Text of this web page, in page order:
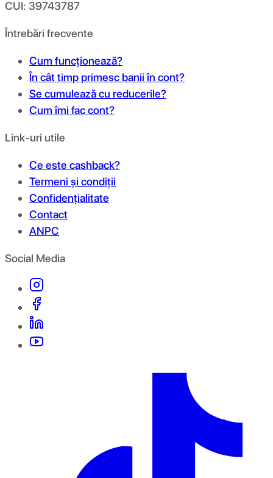
CUI: 39743787
Întrebări frecvente
Cum funcționează?
În cât timp primesc banii în cont?
Se cumulează cu reducerile?
Cum îmi fac cont?
Link-uri utile
Ce este cashback?
Termeni și condiții
Confidențialitate
Contact
ANPC
Social Media